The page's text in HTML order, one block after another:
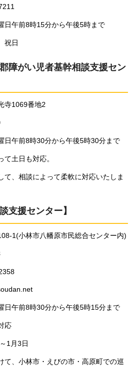
日午前8時15分から午後5時まで
祝日
障がい児者基幹相談支援セン
寺1069番地2
日午前8時30分から午後5時30分まで
て土日も対応。
て、相談によって柔軟に対応いたしま
支援センター】
1(小林市八幡原市民総合センター内)
日午前8時30分から午後5時15分まで
応
1月3日
て、小林市・えびの市・高原町での巡